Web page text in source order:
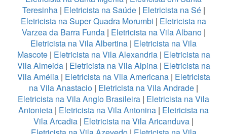
Teresinha| Eletricista na Saúde| Eletricista na Sé|
Eletricista na Super Quadra Morumbi | Eletricista na
Varzea da Barra Funda| Eletricista na Vila Albano|
Eletricista na Vila Albertina | Eletricista na Vila
Mascote| Eletricista na Vila Alexandria| Eletricista na
Vila Almeida | Eletricista na Vila Alpina | Eletricista na
Vila Amélia | Eletricista na Vila Americana| Eletricista
na Vila Anastacio | Eletricista na Vila Andrade |
Eletricista na Vila Anglo Brasileira | Eletricista na Vila
Antonieta | Eletricista na Vila Antonina | Eletricista na
Vila Arcadia | Eletricista na Vila Aricanduva |